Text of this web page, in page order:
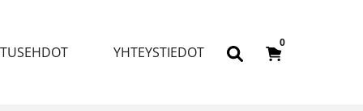
YHTEYSTIEDOT
0